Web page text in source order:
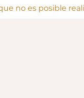
no es posible